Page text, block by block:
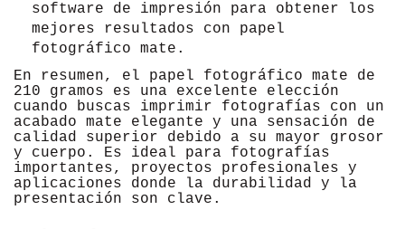
software de impresión para obtener los
mejores resultados con papel
fotográfico mate.
En resumen, el papel fotográfico mate de
210 gramos es una excelente elección
cuando buscas imprimir fotografías con un
acabado mate elegante y una sensación de
calidad superior debido a su mayor grosor
y cuerpo. Es ideal para fotografías
importantes, proyectos profesionales y
aplicaciones donde la durabilidad y la
presentación son clave.